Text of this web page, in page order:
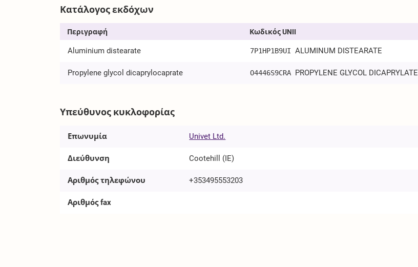
Κατάλογος εκδόχων
Περιγραφή Κωδικός UNII
Aluminium distearate 7P1HP1B9UI ALUMINUM DISTEARATE
Propylene glycol dicaprylocaprate O4446S9CRA PROPYLENE GLYCOL DICAPRYLATE/DICAPRATE
Υπεύθυνος κυκλοφορίας
Επωνυμία Univet Ltd.
Διεύθυνση Cootehill (IE)
Αριθμός τηλεφώνου +353495553203
Αριθμός fax